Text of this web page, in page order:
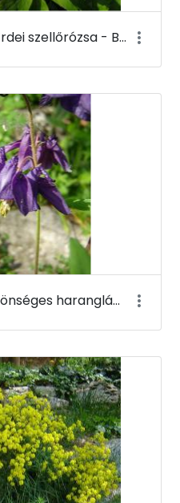
Anemone sylvestris - Erdei szellőrózsa - Budai Arborétum
Aquilegia vulgaris - Közönséges harangláb - Budai Arborétum